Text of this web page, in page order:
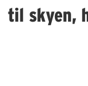
til skyen,